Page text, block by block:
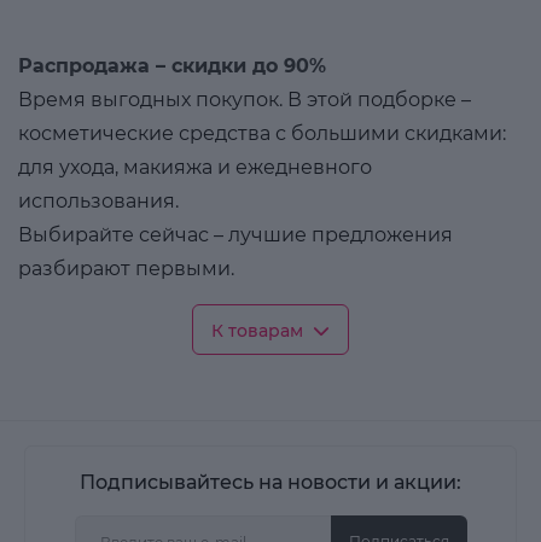
Распродажа – скидки до 90%
Время выгодных покупок. В этой подборке –
косметические средства с большими скидками:
для ухода, макияжа и ежедневного
использования.
Выбирайте сейчас – лучшие предложения
разбирают первыми.
Подписывайтесь на новости и акции: